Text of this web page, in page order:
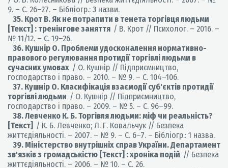
9. – С. 26–27. – Бібліогр.: 3 назви.
35. Крот В. Як не потрапити в тенета торгівця людьми
[Текст] : тренінгове заняття / В. Крот // Психолог. – 2016. –
№ 11/12. – С. 19–26.
36. Кушнір О. Проблеми удосконалення нормативно-
правового регулювання протидії торгівлі людьми в
сучасних умовах / О. Кушнір // Підприємництво,
господарство і право. – 2010. – № 9. – С. 104–106.
37. Кушнір О. Класифікація взаємодії суб'єктів протидії
торгівлі людьми / О. Кушнір // Підприємництво,
господарство і право. – 2009. – № 5. – С. 96–99.
38. Левченко К. Б. Торгівля людьми: міф чи реальність?
[Текст] / К. Б. Левченко; Л. Г. Ковальчук // Безпека
життєдіяльності. – 2007. – № 9. – С. 6–7. – Бібліогр.: 1 назва.
39. Міністерство внутрішніх справ України. Департамент
зв'язків з громадськістю [Текст] : хроніка подій // Безпека
життєдіяльності. – 2006. – № 10. – С. 26.